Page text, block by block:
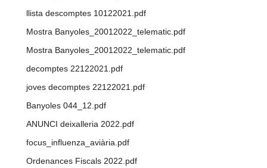
llista descomptes 10122021.pdf
Mostra Banyoles_20012022_telematic.pdf
Mostra Banyoles_20012022_telematic.pdf
decomptes 22122021.pdf
joves decomptes 22122021.pdf
Banyoles 044_12.pdf
ANUNCI deixalleria 2022.pdf
focus_influenza_aviària.pdf
Ordenances Fiscals 2022.pdf